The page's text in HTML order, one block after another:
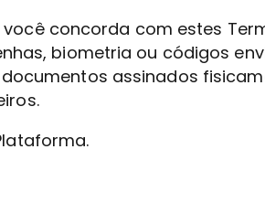
concorda com estes
biometria ou códigos
assinados